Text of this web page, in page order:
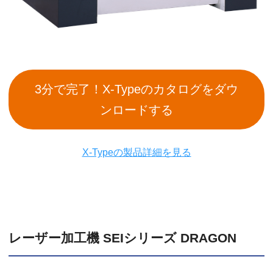
3分で完了！X-Typeのカタログをダウ
ンロードする
X-Typeの製品詳細を見る
レーザー加工機 SEIシリーズ DRAGON